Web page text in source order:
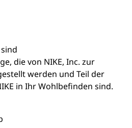
sind
die von NIKE, Inc. zur
werden und Teil der
in Ihr Wohlbefinden sind.